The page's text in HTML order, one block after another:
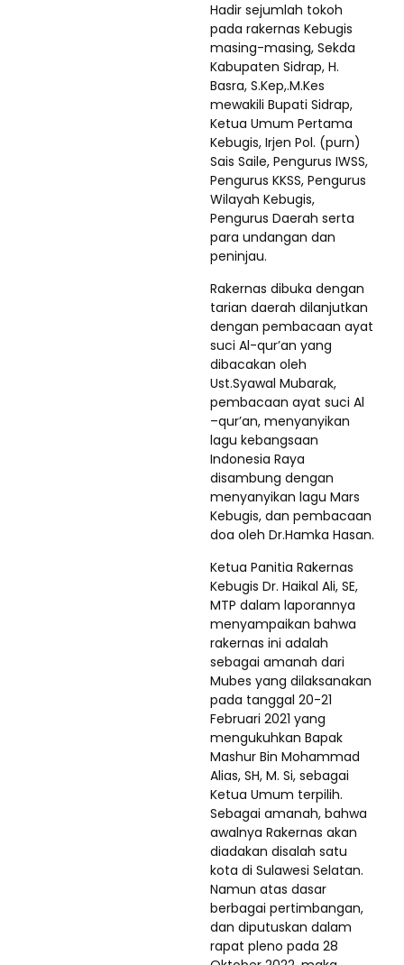
Hadir sejumlah tokoh
pada rakernas Kebugis
masing-masing, Sekda
Kabupaten Sidrap, H.
Basra, S.Kep,.M.Kes
mewakili Bupati Sidrap,
Ketua Umum Pertama
Kebugis, Irjen Pol. (purn)
Sais Saile, Pengurus IWSS,
Pengurus KKSS, Pengurus
Wilayah Kebugis,
Pengurus Daerah serta
para undangan dan
peninjau.
Rakernas dibuka dengan
tarian daerah dilanjutkan
dengan pembacaan ayat
suci Al-qur’an yang
dibacakan oleh
Ust.Syawal Mubarak,
pembacaan ayat suci Al
–qur’an, menyanyikan
lagu kebangsaan
Indonesia Raya
disambung dengan
menyanyikan lagu Mars
Kebugis, dan pembacaan
doa oleh Dr.Hamka Hasan.
Ketua Panitia Rakernas
Kebugis Dr. Haikal Ali, SE,
MTP dalam laporannya
menyampaikan bahwa
rakernas ini adalah
sebagai amanah dari
Mubes yang dilaksanakan
pada tanggal 20-21
Februari 2021 yang
mengukuhkan Bapak
Mashur Bin Mohammad
Alias, SH, M. Si, sebagai
Ketua Umum terpilih.
Sebagai amanah, bahwa
awalnya Rakernas akan
diadakan disalah satu
kota di Sulawesi Selatan.
Namun atas dasar
berbagai pertimbangan,
dan diputuskan dalam
rapat pleno pada 28